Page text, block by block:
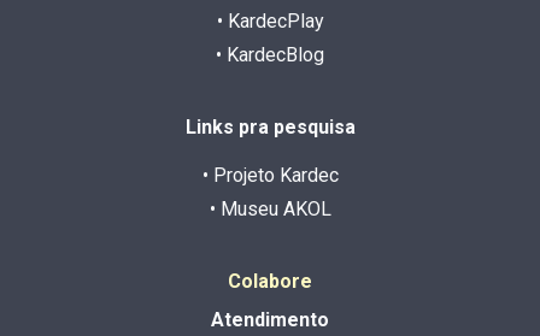
• KardecPlay
• KardecBlog
Links pra pesquisa
• Projeto Kardec
• Museu AKOL
Colabore
Atendimento